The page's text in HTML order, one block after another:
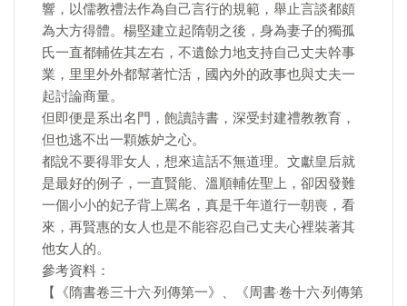
響，以儒教禮法作為自己言行的規範，舉止言談都頗
為大方得體。楊堅建立起隋朝之後，身為妻子的獨孤
氏一直都輔佐其左右，不遺餘力地支持自己丈夫幹事
業，里里外外都幫著忙活，國內外的政事也與丈夫一
起討論商量。
但即便是系出名門，飽讀詩書，深受封建禮教教育，
但也逃不出一顆嫉妒之心。
都說不要得罪女人，想來這話不無道理。文獻皇后就
是最好的例子，一直賢能、溫順輔佐聖上，卻因發難
一個小小的妃子背上罵名，真是千年道行一朝喪，看
來，再賢惠的女人也是不能容忍自己丈夫心裡裝著其
他女人的。
參考資料：
【《隋書卷三十六·列傳第一》、《周書·卷十六·列傳第